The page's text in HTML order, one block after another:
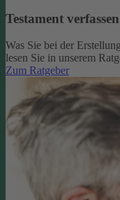
Testament verfassen
Was Sie bei der
lesen Sie in unserem
Zum Ratgeber